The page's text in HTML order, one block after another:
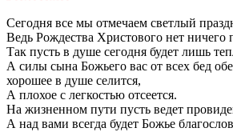
Сегодня все мы отмечаем светлый
Ведь Рождества Христового нет ничего
Так пусть в душе сегодня будет лишь
А силы сына Божьего вас от всех бед
хорошее в душе селится,
А плохое с легкостью отсеется.
На жизненном пути пусть ведет
А над вами всегда будет Божье